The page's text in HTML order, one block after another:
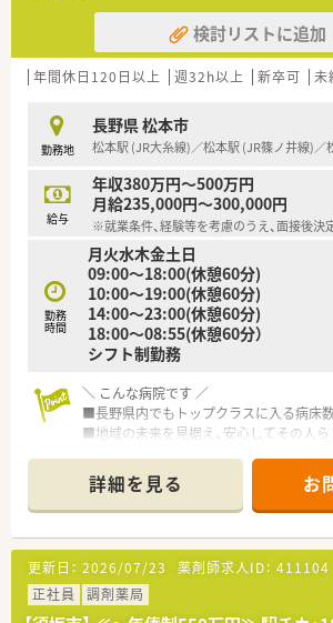
検討リストに追加
年間休日120日以上 週32h以上 新卒可 未
勤務地
長野県 松本市
松本駅 (JR大糸線)／松本駅 (JR篠ノ井線)／
給与
年収380万円～500万円
月給235,000円～300,000円
※就業条件、経験等を考慮のうえ、面接後決
勤務
時間
月火水木金土日
09:00～18:00(休憩60分)
10:00～19:00(休憩60分)
14:00～23:00(休憩60分)
18:00～08:55(休憩60分）
シフト制勤務
＼ こんな病院です ／
■長野県内でもトップクラスに入る病床
■地域の未来を見据え、安心してその人
■地域に密着した病院として時代や地域の
介護の改革に、夢と情熱をもって挑戦して
■薬剤師30名以上！ヘルプ体制も充実して
■充実した研修プログラムにより職員育
病院です。
■平均有給休暇取得日数は11日
■勤続年数は8年以上！
詳細を見る お
更新日： 2026/07/23 薬剤師求人ID： 411104
正社員
調剤薬局